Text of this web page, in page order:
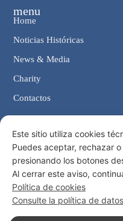
menu
Home
Noticias Históricas
News & Media
Charity
Contactos
Contactos
Cancillería: Via Giosuè
eMail: cancelleria@ordine-
Tel. +39 06 47.41.190 +39 06
Social
Este sitio utiliza cookies
Puedes aceptar, rechazar
presionando los botones
Al cerrar este aviso,
Política de cookies
Consulte la política de